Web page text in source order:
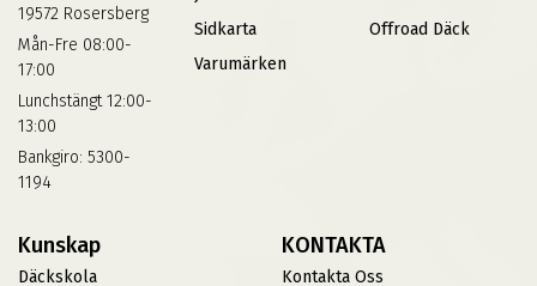
19572 Rosersberg
Mån-Fre 08:00-
17:00
Lunchstängt 12:00-
13:00
Bankgiro: 5300-
1194
Sidkarta
Varumärken
Offroad Däck
Kunskap
Däckskola
KONTAKTA
Kontakta Oss